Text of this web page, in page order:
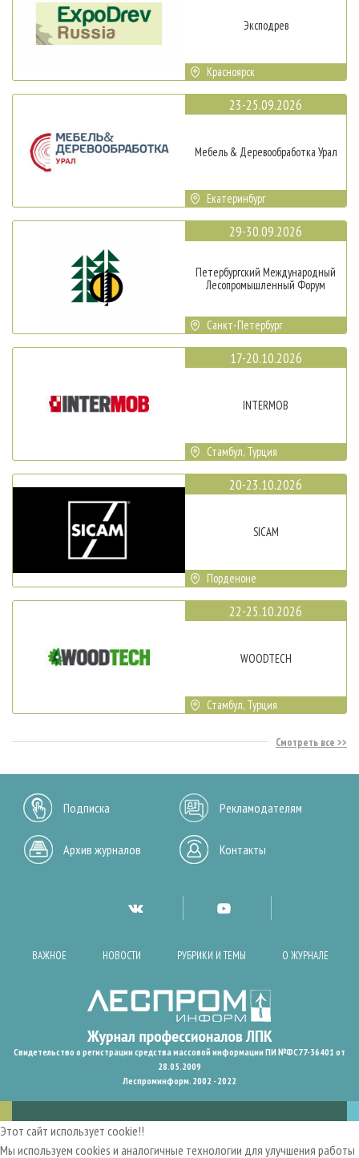
Эксподрев
Красноярск
23-25.09.2026
Мебель & Деревообработка Урал
Екатеринбург
29-30.09.2026
Петербургский Международный
Лесопромышленный Форум
Санкт-Петербург
17-20.10.2026
INTERMOB
Стамбул, Турция
20-23.10.2026
SICAM
Порденоне
22-25.10.2026
WOODTECH
Стамбул, Турция
Смотреть все
Подписка Рекламодателям
Архив журналов Контакты
ВАЖНОЕ НОВОСТИ РУБРИКИ И ТЕМЫ О ЖУРНАЛЕ
Свидетельство о регистрации средства массовой информации ПИ №ФС77-36401 от
28.05.2009
Леспроминформ. 2002 - 2022
Этот сайт использует cookie!!
Мы используем cookies и аналогичные технологии для улучшения работы